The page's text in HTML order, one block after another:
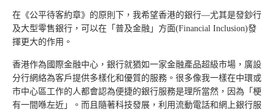
在《公平待客約章》的原則下，我希望香港的銀行—尤其是發鈔行
及大型零售銀行，可以在「普及金融」方面(Financial Inclusion)發
揮更大的作用。
香港作為國際金融中心，銀行就猶如一家金融產品超級市場，廣設
分行網絡為客戶提供多樣化和優質的服務。很多像我一樣在中環或
市中心區工作的人都會認為便捷的銀行服務是理所當然，因為「梗
有一間喺左近」。而且隨著科技發展，利用流動電話和網上銀行服